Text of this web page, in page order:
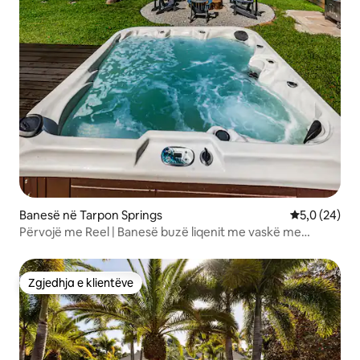
Banesë në Tarpon Springs Vlerësimi
5,0 (24)
Përvojë me Reel | Banesë buzë liqenit me vaskë me
Zgjedhja e klientëve
Zgjedhja e klientëve